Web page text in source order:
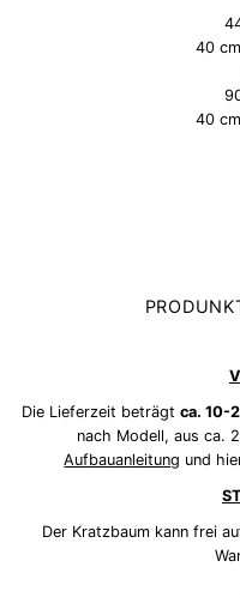
40
40
Die Lieferzeit beträgt ca. 10-
nach Modell, aus ca.
Aufbauanleitung und
Der Kratzbaum kann frei